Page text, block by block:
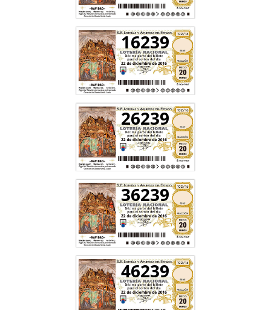
16239
26239
36239
46239